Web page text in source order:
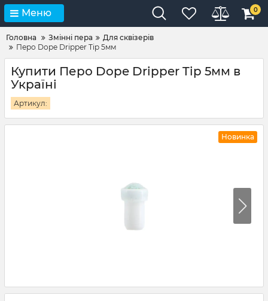
Меню 0
Головна Змінні пера
Для сквізерів
Перо Dope Dripper Tip 5мм
Купити Перо Dope Dripper Tip 5мм в
Україні
Артикул:
Новинка